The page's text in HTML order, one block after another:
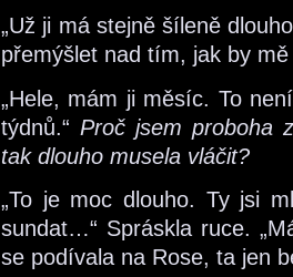
„Už ji má stejně šíleně
přemýšlet nad tím, jak by
„Hele, mám ji měsíc. To
týdnů.“ Proč jsem proboha
tak dlouho musela vláčit?
„To je moc dlouho. Ty jsi
sundat…“ Spráskla ruce.
se podívala na Rose, ta jen